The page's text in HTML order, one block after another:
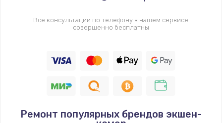
Все консультации по телефону в нашем сервисе
совершенно бесплатны
Ремонт популярных брендов экшен-